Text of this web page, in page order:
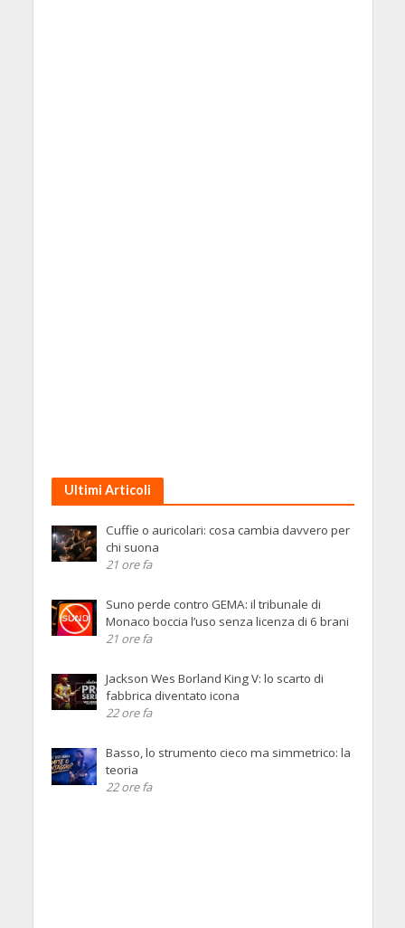
Ultimi Articoli
Cuffie o auricolari: cosa cambia davvero per
chi suona
21 ore fa
Suno perde contro GEMA: il tribunale di
Monaco boccia l’uso senza licenza di 6 brani
21 ore fa
Jackson Wes Borland King V: lo scarto di
fabbrica diventato icona
22 ore fa
Basso, lo strumento cieco ma simmetrico: la
teoria
22 ore fa